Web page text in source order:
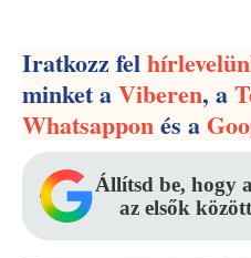
Iratkozz fel
minket aViberen, a
Whatsapponés a
Állítsd be, hogy
az elsők